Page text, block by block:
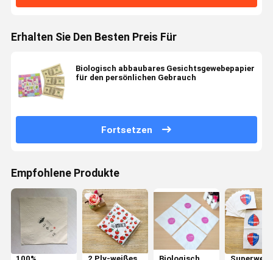
Erhalten Sie Den Besten Preis Für
Biologisch abbaubares Gesichtsgewebepapier
für den persönlichen Gebrauch
Fortsetzen
Empfohlene Produkte